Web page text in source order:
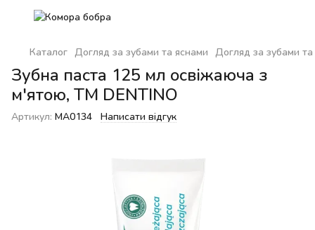
Каталог Догляд за зубами та яснами Догляд за зубами
Зубна паста 125 мл освіжаюча з
м'ятою, ТМ DENTINO
Артикул: MA0134 Написати відгук